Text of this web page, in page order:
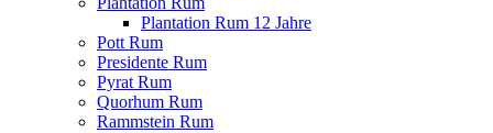
Plantation Rum 12 Jahre
Pott Rum
Presidente Rum
Pyrat Rum
Quorhum Rum
Rammstein Rum